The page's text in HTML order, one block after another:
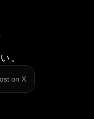
。
on X